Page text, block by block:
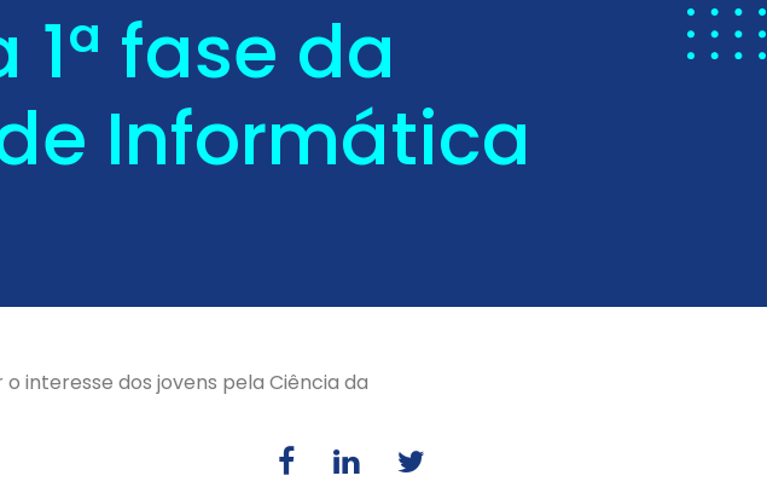
fase da
Informática
interesse dos jovens pela Ciência da